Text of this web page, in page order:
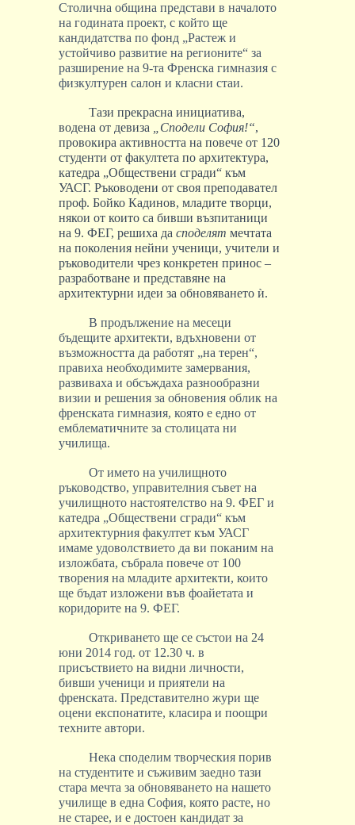
Столична община представи в началото
на годината проект, с който ще
кандидатства по фонд „Растеж и
устойчиво развитие на регионите“ за
разширение на 9-та Френска гимназия с
физкултурен салон и класни стаи.
Тази прекрасна инициатива,
водена от девиза
„Сподели София!“,
провокира активността на повече от 120
студенти от факултета по архитектура,
катедра „Обществени сгради“ към
УАСГ. Ръководени от своя преподавател
проф. Бойко Кадинов, младите творци,
някои от които са бивши възпитаници
на 9. ФЕГ, решиха да споделят мечтата
на поколения нейни ученици, учители и
ръководители чрез конкретен принос –
разработване и представяне на
архитектурни идеи за обновяването ѝ.
В продължение на месеци
бъдещите архитекти, вдъхновени от
възможността да работят „на терен“,
правиха необходимите замервания,
развиваха и обсъждаха разнообразни
визии и решения за обновения облик на
френската гимназия, която е едно от
емблематичните за столицата ни
училища.
От името на училищното
ръководство, управителния съвет на
училищното настоятелство на 9. ФЕГ и
катедра „Обществени сгради“ към
архитектурния факултет към УАСГ
имаме удоволствието да ви поканим на
изложбата, събрала повече от 100
творения на младите архитекти, които
ще бъдат изложени във фоайетата и
коридорите на 9. ФЕГ.
Откриването ще се състои на 24
юни 2014 год. от 12.30 ч. в
присъствието на видни личности,
бивши ученици и приятели на
френската. Представително жури ще
оцени експонатите, класира и поощри
техните автори.
Нека споделим творческия порив
на студентите и съживим заедно тази
стара мечта за обновяването на нашето
училище в една София, която расте, но
не старее, и е достоен кандидат за